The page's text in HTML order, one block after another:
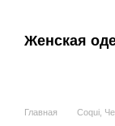
Женская
Главная Coqui,